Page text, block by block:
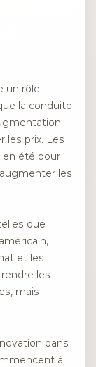
un rôle
la conduite
les prix. Les
en été pour
les
que
et les
les
mais
dans
à